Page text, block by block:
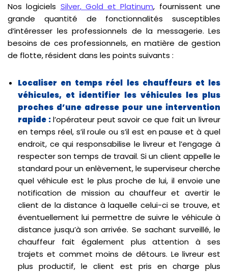
Nos logiciels Silver, Gold etPlatinum, fournissent une
grande quantité de fonctionnalités susceptibles
d’intéresser les professionnels de la messagerie. Les
besoins de ces professionnels, en matière de gestion
de flotte, résident dans les points suivants :
Localiser en temps réel les chauffeurs et les
véhicules, et identifier les véhicules les plus
proches d’une adresse pour une intervention
rapide :l’opérateur peut savoir ce que fait un livreur
en temps réel, s’il roule ou s’il est en pause et à quel
endroit, ce qui responsabilise le livreur et l’engage à
respecter son temps de travail. Si un client appelle le
standard pour un enlèvement, le superviseur cherche
quel véhicule est le plus proche de lui, il envoie une
notification de mission au chauffeur et avertir le
client de la distance à laquelle celui-ci se trouve, et
éventuellement lui permettre de suivre le véhicule à
distance jusqu’à son arrivée. Se sachant surveillé, le
chauffeur fait également plus attention à ses
trajets et commet moins de détours. Le livreur est
plus productif, le client est pris en charge plus